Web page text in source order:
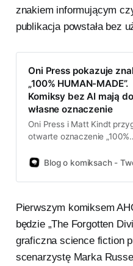
znakiem informującym
publikacja powstała bez
Oni Press pokazuje
„100% HUMAN-MADE”.
Komiksy bez AI mają
własne oznaczenie
Oni Press i Matt Kindt
otwarte oznaczenie „100%
komiksy tworzone bez
Blog o komiksach -
Pierwszym komiksem
będzie „The Forgotten
graficzna science fiction
scenarzystę Marka